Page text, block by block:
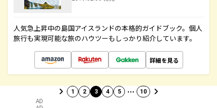
人気急上昇中の島国アイスランドの本格的ガイドブック。個人
旅行も実現可能な旅のハウツーもしっかり紹介しています。
詳細を見る
1 2 3 4 5 … 10
AD